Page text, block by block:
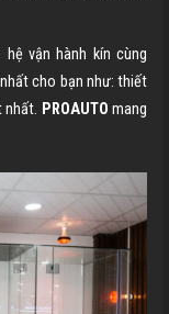
hệ vận hành kín cùng
cho bạn như: thiết
nhất. PROAUTO mang